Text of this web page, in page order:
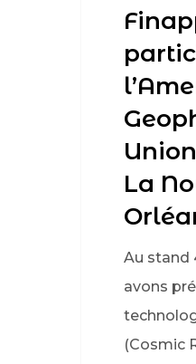
La
Au stand
avons
(Cosmic